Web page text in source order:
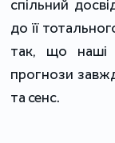
спільний
до її
так, що наші
прогнози
та сенс.